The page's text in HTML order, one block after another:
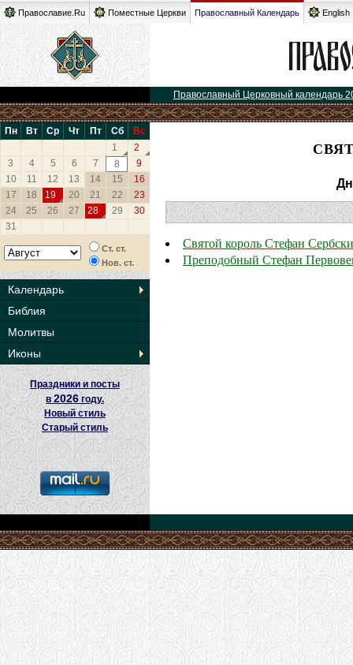
Православие.Ru Поместные Церкви Православный Календарь English
Православный Церковный календарь
Пн Вт Ср Чт Пт Сб
Вс
1
2
3
4 5 6 7 8
9
10
11 12 13 14 15
16
17
18 19 20 21 22
23
24
25 26 27 28 29
30
31
Ст. ст.
Нов. ст.
Календарь
Библия
Молитвы
Иконы
Праздники и посты
в2026 году.
Новый стиль
Старый стиль
Святой король Стефан
Преподобный Стефан